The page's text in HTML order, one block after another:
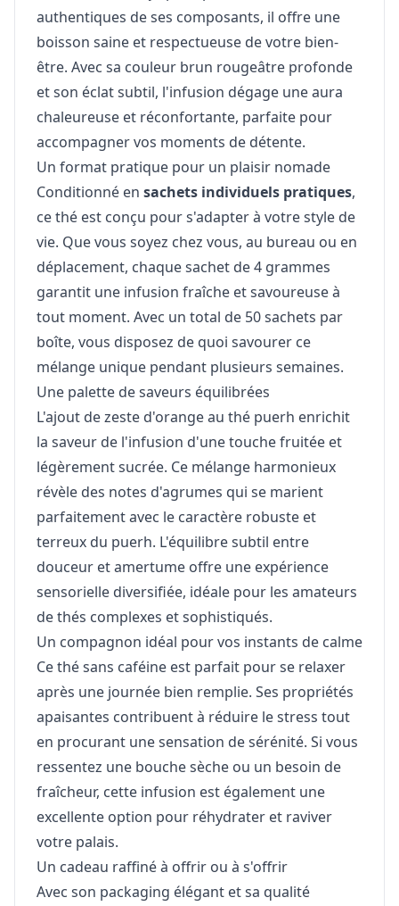
authentiques de ses composants, il offre une
boisson saine et respectueuse de votre bien-
être. Avec sa couleur brun rougeâtre profonde
et son éclat subtil, l'infusion dégage une aura
chaleureuse et réconfortante, parfaite pour
accompagner vos moments de détente.
Un format pratique pour un plaisir nomade
Conditionné en sachets individuels pratiques,
ce thé est conçu pour s'adapter à votre style de
vie. Que vous soyez chez vous, au bureau ou en
déplacement, chaque sachet de 4 grammes
garantit une infusion fraîche et savoureuse à
tout moment. Avec un total de 50 sachets par
boîte, vous disposez de quoi savourer ce
mélange unique pendant plusieurs semaines.
Une palette de saveurs équilibrées
L'ajout de zeste d'orange au thé puerh enrichit
la saveur de l'infusion d'une touche fruitée et
légèrement sucrée. Ce mélange harmonieux
révèle des notes d'agrumes qui se marient
parfaitement avec le caractère robuste et
terreux du puerh. L'équilibre subtil entre
douceur et amertume offre une expérience
sensorielle diversifiée, idéale pour les amateurs
de thés complexes et sophistiqués.
Un compagnon idéal pour vos instants de calme
Ce thé sans caféine est parfait pour se relaxer
après une journée bien remplie. Ses propriétés
apaisantes contribuent à réduire le stress tout
en procurant une sensation de sérénité. Si vous
ressentez une bouche sèche ou un besoin de
fraîcheur, cette infusion est également une
excellente option pour réhydrater et raviver
votre palais.
Un cadeau raffiné à offrir ou à s'offrir
Avec son packaging élégant et sa qualité